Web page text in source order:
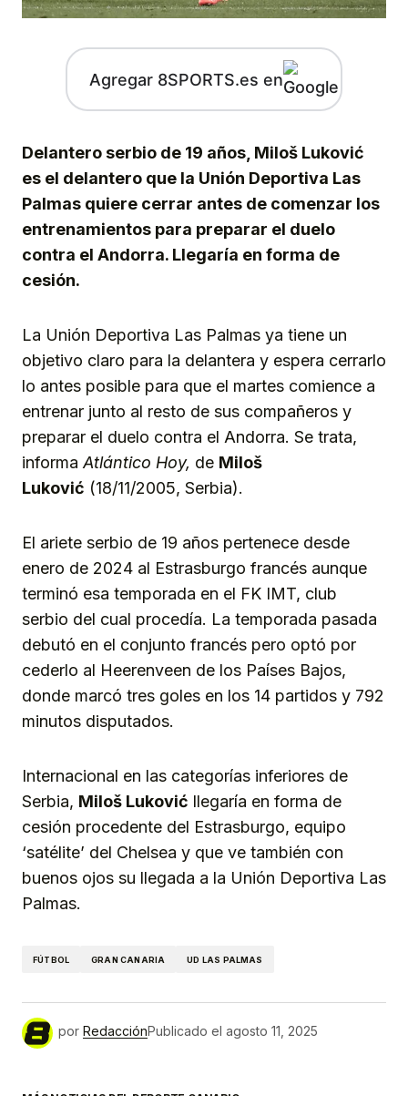
Agregar 8SPORTS.es en
Delantero serbio de 19 años, Miloš Luković
es el delantero que la Unión Deportiva Las
Palmas quiere cerrar antes de comenzar los
entrenamientos para preparar el duelo
contra el Andorra. Llegaría en forma de
cesión.
La Unión Deportiva Las Palmas ya tiene un
objetivo claro para la delantera y espera cerrarlo
lo antes posible para que el martes comience a
entrenar junto al resto de sus compañeros y
preparar el duelo contra el Andorra. Se trata,
informa Atlántico Hoy, de Miloš
Luković (18/11/2005, Serbia).
El ariete serbio de 19 años pertenece desde
enero de 2024 al Estrasburgo francés aunque
terminó esa temporada en el FK IMT, club
serbio del cual procedía. La temporada pasada
debutó en el conjunto francés pero optó por
cederlo al Heerenveen de los Países Bajos,
donde marcó tres goles en los 14 partidos y 792
minutos disputados.
Internacional en las categorías inferiores de
Serbia, Miloš Luković llegaría en forma de
cesión procedente del Estrasburgo, equipo
‘satélite’ del Chelsea y que ve también con
buenos ojos su llegada a la Unión Deportiva Las
Palmas.
FÚTBOL GRAN CANARIA UD LAS PALMAS
por RedacciónPublicado el agosto 11, 2025